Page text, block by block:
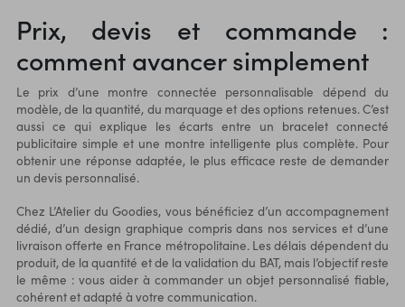
Prix, devis et commande :
comment avancer simplement
Le prix d’une montre connectée personnalisable dépend du
modèle, de la quantité, du marquage et des options retenues. C’est
aussi ce qui explique les écarts entre un bracelet connecté
publicitaire simple et une montre intelligente plus complète. Pour
obtenir une réponse adaptée, le plus efficace reste de demander
un devis personnalisé.
Chez L’Atelier du Goodies, vous bénéficiez d’un accompagnement
dédié, d’un design graphique compris dans nos services et d’une
livraison offerte en France métropolitaine. Les délais dépendent du
produit, de la quantité et de la validation du BAT, mais l’objectif reste
le même : vous aider à commander un objet personnalisé fiable,
cohérent et adapté à votre communication.